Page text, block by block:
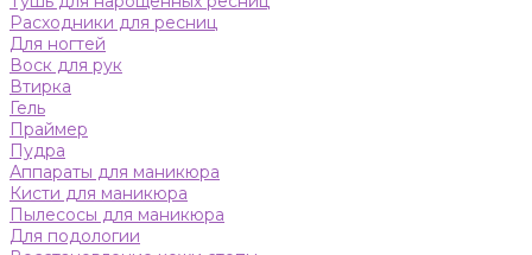
Расходники для ресниц
Для ногтей
Воск для рук
Втирка
Гель
Праймер
Пудра
Аппараты для маникюра
Кисти для маникюра
Пылесосы для маникюра
Для подологии